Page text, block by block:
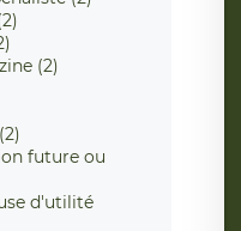
(2)
future ou
d'utilité